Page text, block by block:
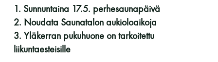
Hinnasto
Jäsen
1. Sunnuntaina 17.5. perhesaunapäivä
2. Noudata Saunatalon aukioloaikoja
3. Yläkerran pukuhuone on tarkoitettu
liikuntaesteisille